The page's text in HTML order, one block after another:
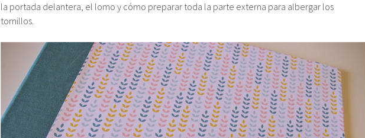
la portada delantera, el lomo y cómo preparar toda la parte externa para albergar los
tornillos.